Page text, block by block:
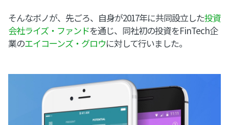
そんなボノが、先ごろ、自身が2017年に共同設立した投資
会社ライズ・ファンドを通じ、同社初の投資をFinTech企
業のエイコーンズ・グロウに対して行いました。